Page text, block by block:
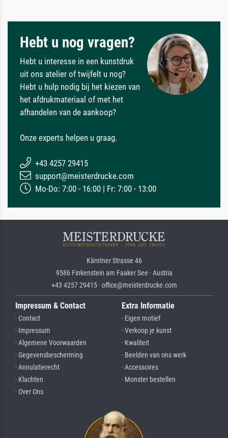
Hebt u nog vragen?
Hebt u interesse in een kunstdruk
uit ons atelier of twijfelt u nog?
Hebt u hulp nodig bij het kiezen van
het afdrukmateriaal of met het
afhandelen van de aankoop?
Onze experts helpen u graag.
+43 4257 29415
support@meisterdrucke.com
Mo-Do: 7:00 - 16:00 | Fr: 7:00 - 13:00
Kärntner Strasse 46
9586 Finkenstein am Faaker See · Austria
+43 4257 29415 · office@meisterdrucke.com
Impressum & Contact
· Contact
· Impressum
· Algemene Voorwaarden
· Gegevensbescherming
· Annulatierecht
· Klachten
· Over Ons
Extra Informatie
· Eigen motief
· Verkoop je kunst
· Kwaliteit
· Beelden van ons werk
· Accessoires
· Monster bestellen